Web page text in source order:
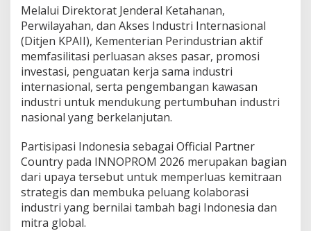
Melalui Direktorat Jenderal Ketahanan,
Perwilayahan, dan Akses Industri Internasional
(Ditjen KPAII), Kementerian Perindustrian aktif
memfasilitasi perluasan akses pasar, promosi
investasi, penguatan kerja sama industri
internasional, serta pengembangan kawasan
industri untuk mendukung pertumbuhan industri
nasional yang berkelanjutan.
Partisipasi Indonesia sebagai Official Partner
Country pada INNOPROM 2026 merupakan bagian
dari upaya tersebut untuk memperluas kemitraan
strategis dan membuka peluang kolaborasi
industri yang bernilai tambah bagi Indonesia dan
mitra global.